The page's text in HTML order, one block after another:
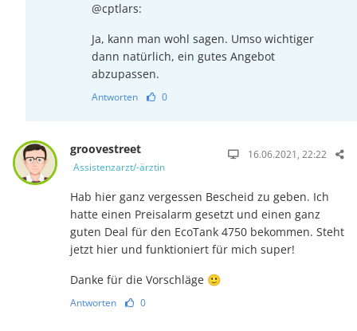
@cptlars:
Ja, kann man wohl sagen. Umso wichtiger
dann natürlich, ein gutes Angebot
abzupassen.
Antworten 0
groovestreet
Assistenzarzt/-ärztin
16.06.2021, 22:22
Hab hier ganz vergessen Bescheid zu geben. Ich
hatte einen Preisalarm gesetzt und einen ganz
guten Deal für den EcoTank 4750 bekommen. Steht
jetzt hier und funktioniert für mich super!
Danke für die Vorschläge 🙂
Antworten 0